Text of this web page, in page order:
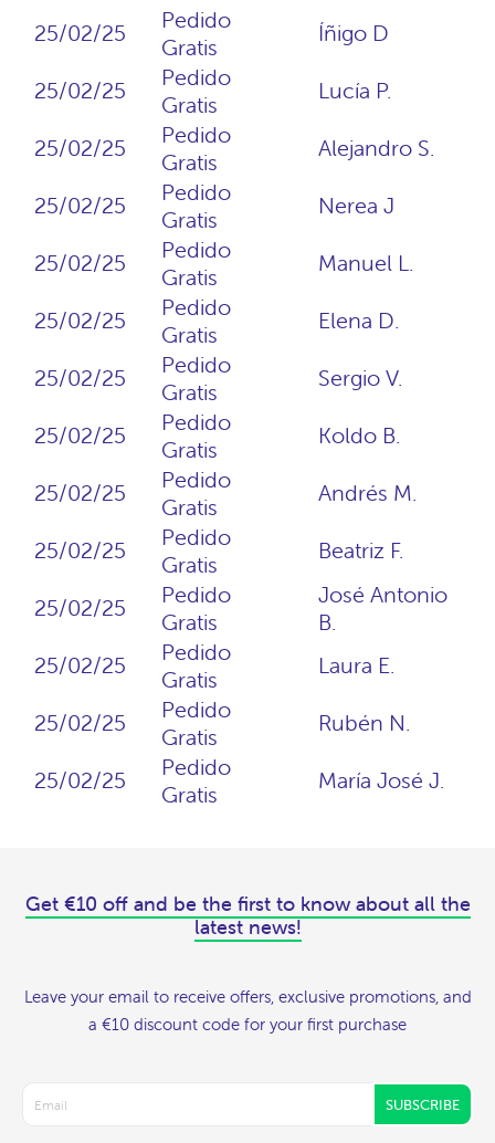
25/02/25
Pedido
Gratis
Íñigo D
25/02/25
Pedido
Gratis
Lucía P.
25/02/25
Pedido
Gratis
Alejandro S.
25/02/25
Pedido
Gratis
Nerea J
25/02/25
Pedido
Gratis
Manuel L.
25/02/25
Pedido
Gratis
Elena D.
25/02/25
Pedido
Gratis
Sergio V.
25/02/25
Pedido
Gratis
Koldo B.
25/02/25
Pedido
Gratis
Andrés M.
25/02/25
Pedido
Gratis
Beatriz F.
25/02/25
Pedido
Gratis
José Antonio
B.
25/02/25
Pedido
Gratis
Laura E.
25/02/25
Pedido
Gratis
Rubén N.
25/02/25
Pedido
Gratis
María José J.
Get €10 off and be the first to know about all the
latest news!
Leave your email to receive offers, exclusive promotions, and
a €10 discount code for your first purchase
SUBSCRIBE